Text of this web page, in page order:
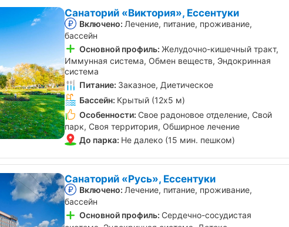
Санаторий «Виктория», Ессентуки
Включено: Лечение, питание, проживание,
бассейн
Основной профиль: Желудочно-кишечный тракт,
Иммунная система, Обмен веществ, Эндокринная
система
Питание: Заказное, Диетическое
Бассейн: Крытый (12х5 м)
Особенности: Свое радоновое отделение, Свой
парк, Своя территория, Обширное лечение
До парка: Не далеко (15 мин. пешком)
Санаторий «Русь», Ессентуки
Включено: Лечение, питание, проживание,
бассейн
Основной профиль: Сердечно-сосудистая